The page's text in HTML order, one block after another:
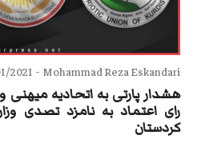
Mohammad Reza Eskandari -
2021
هشدار پارتی به اتحادیه میهنی
رای اعتماد به نامزد تصدی
کردستان